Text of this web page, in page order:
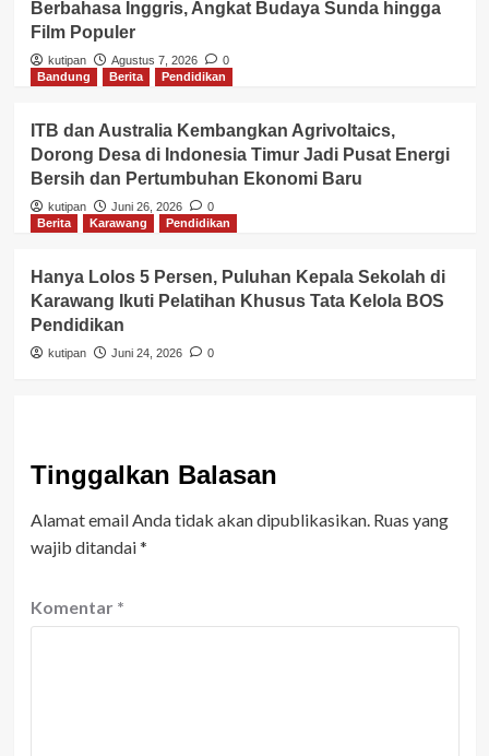
Berbahasa Inggris, Angkat Budaya Sunda hingga
Film Populer
kutipan Agustus 7, 2026
0
Bandung
Berita Pendidikan
ITB dan Australia Kembangkan Agrivoltaics,
Dorong Desa di Indonesia Timur Jadi Pusat Energi
Bersih dan Pertumbuhan Ekonomi Baru
kutipan Juni 26, 2026
0
Berita
Karawang Pendidikan
Hanya Lolos 5 Persen, Puluhan Kepala Sekolah di
Karawang Ikuti Pelatihan Khusus Tata Kelola BOS
Pendidikan
kutipan Juni 24, 2026 0
Tinggalkan Balasan
Alamat email Anda tidak akan dipublikasikan. Ruas yang
wajib ditandai*
Komentar *